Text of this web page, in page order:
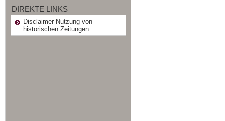
DIREKTE LINKS
Disclaimer Nutzung von
historischen Zeitungen